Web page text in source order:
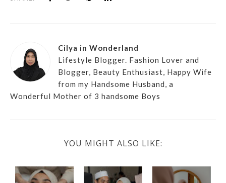
Cilya in Wonderland
Lifestyle Blogger. Fashion Lover and
Blogger, Beauty Enthusiast, Happy Wife
from my Handsome Husband, a
Wonderful Mother of 3 handsome Boys
YOU MIGHT ALSO LIKE: